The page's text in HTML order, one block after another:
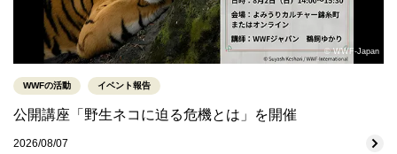
© WWF-Japan
WWFの活動 イベント報告
公開講座「野生ネコに迫る危機とは」を開催
2026/08/07